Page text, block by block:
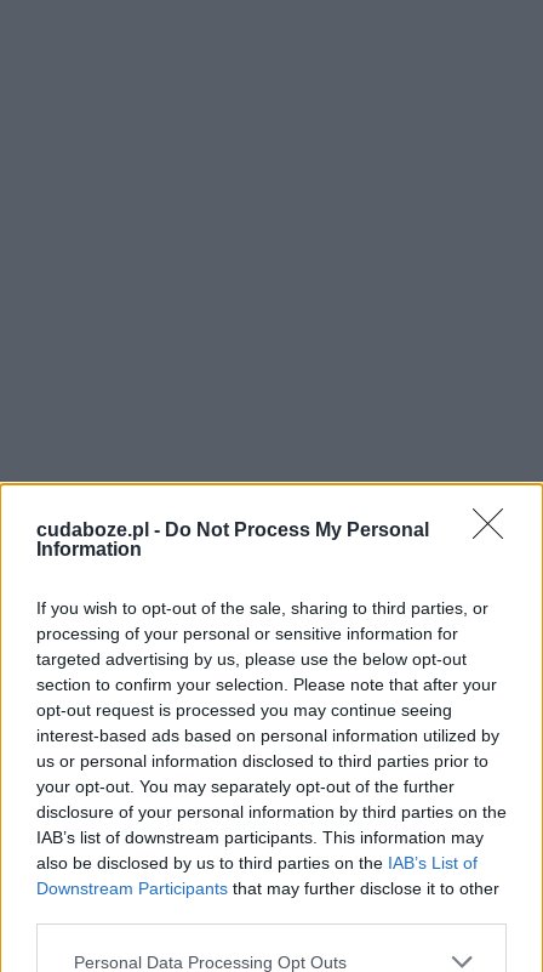
cudaboze.pl - Do Not Process My Personal
Information
If you wish to opt-out of the sale, sharing to third parties, or
processing of your personal or sensitive information for
targeted advertising by us, please use the below opt-out
section to confirm your selection. Please note that after your
opt-out request is processed you may continue seeing
interest-based ads based on personal information utilized by
us or personal information disclosed to third parties prior to
your opt-out. You may separately opt-out of the further
disclosure of your personal information by third parties on the
IAB’s list of downstream participants. This information may
also be disclosed by us to third parties on the IAB’s List of
Downstream Participants that may further disclose it to other
Personal Data Processing Opt Outs
Żal za grzechy
Aby rozgrzeszenie było wartościowe,
niezbędny jest żal za grzechy. Tylko czyn, który
został uznany za zły może zostać odpuszczony
w konfesjonale. Za każde przewinienie należy
żałować, aby zbliżyć się do Boga. Nawet jeśli
żal jest związany z lękiem przed oceną czy
przed karą, sakrament może być ważny i
przeżyty w miłości do Stwórcy.
Mocne postanowienie
poprawy